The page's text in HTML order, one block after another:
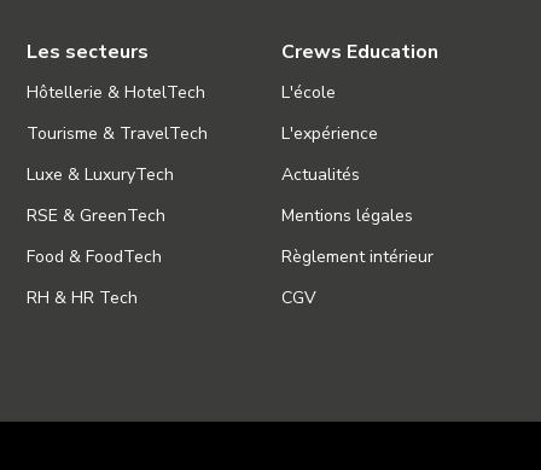
Les secteurs
Hôtellerie & HotelTech
Tourisme & TravelTech
Luxe & LuxuryTech
RSE & GreenTech
Food & FoodTech
RH & HR Tech
Crews Education
L'école
L'expérience
Actualités
Mentions légales
Règlement intérieur
CGV